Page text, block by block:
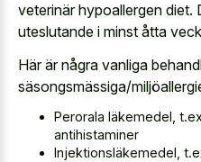
veterinär hypoallergen diet.
uteslutande i minst åtta
Här är några vanliga
säsongsmässiga/
Perorala läkemedel,
antihistaminer
Injektionsläkemedel,